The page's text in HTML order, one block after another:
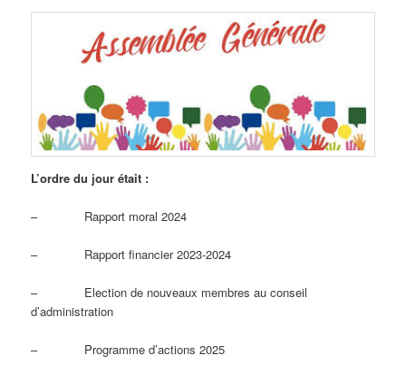
L’ordre du jour était :
– Rapport moral 2024
– Rapport financier 2023-2024
– Election de nouveaux membres au conseil
d’administration
– Programme d’actions 2025